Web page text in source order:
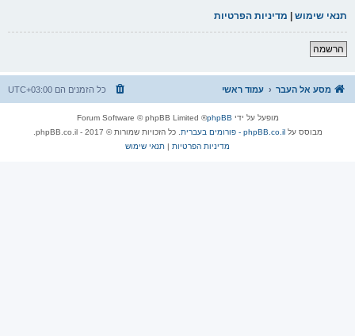
תנאי שימוש | מדיניות הפרטיות
הרשמה
מסע אל העבר עמוד ראשי כל הזמנים הם UTC+03:00
מופעל על ידי phpBB
® Forum Software © phpBB Limited
מבוסס עלphpBB.co.il - פורומים בעברית
. כל הזכויות שמורות © 2017 - phpBB.co.il.
מדיניות הפרטיות | תנאי שימוש